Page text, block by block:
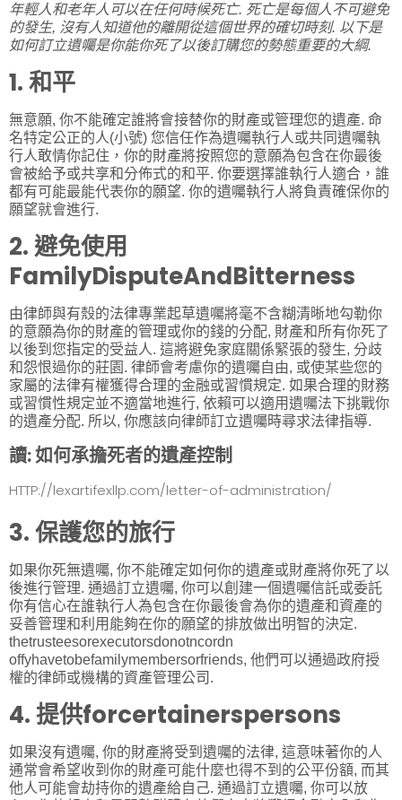
年輕人和老年人可以在任何時候死亡. 死亡是每個人不可避免
的發生, 沒有人知道他的離開從這個世界的確切時刻. 以下是
如何訂立遺囑是你能你死了以後訂購您的勢態重要的大綱.
1. 和平
無意願, 你不能確定誰將會接替你的財產或管理您的遺產. 命
名特定公正的人(小號) 您信任作為遺囑執行人或共同遺囑執
行人敢情你記住，你的財產將按照您的意願為包含在你最後
會被給予或共享和分佈式的和平. 你要選擇誰執行人適合，誰
都有可能最能代表你的願望. 你的遺囑執行人將負責確保你的
願望就會進行.
2. 避免使用
FamilyDisputeAndBitterness
由律師與有殼的法律專業起草遺囑將毫不含糊清晰地勾勒你
的意願為你的財產的管理或你的錢的分配, 財產和所有你死了
以後到您指定的受益人. 這將避免家庭關係緊張的發生, 分歧
和怨恨過你的莊園. 律師會考慮你的遺囑自由, 或使某些您的
家屬的法律有權獲得合理的金融或習慣規定. 如果合理的財務
或習慣性規定並不適當地進行, 依賴可以適用遺囑法下挑戰你
的遺產分配. 所以, 你應該向律師訂立遺囑時尋求法律指導.
讀:如何承擔死者的遺產控制
HTTP://lexartifexllp.com/letter-of-administration/
3. 保護您的旅行
如果你死無遺囑, 你不能確定如何你的遺產或財產將你死了以
後進行管理. 通過訂立遺囑, 你可以創建一個遺囑信託或委託
你有信心在誰執行人為包含在你最後會為你的遺產和資產的
妥善管理和利用能夠在你的願望的排放做出明智的決定.
thetrusteesorexecutorsdonotncordn
offyhavetobefamilymembersorfriends, 他們可以通過政府授
權的律師或機構的資產管理公司.
4. 提供forcertainerspersons
如果沒有遺囑, 你的財產將受到遺囑的法律, 這意味著你的人
通常會希望收到你的財產可能什麼也得不到的公平份額, 而其
他人可能會劫持你的遺產給自己. 通過訂立遺囑, 你可以放